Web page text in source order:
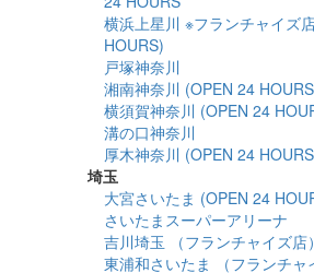
横浜上星川 ※フランチャイズ
HOURS)
戸塚神奈川
湘南神奈川 (OPEN 24
横須賀神奈川 (OPEN 24
溝の口神奈川
厚木神奈川 (OPEN 24
埼玉
大宮さいたま (OPEN 24
さいたまスーパーアリーナ
吉川埼玉 （フランチャイズ店）
東浦和さいたま （フランチャ